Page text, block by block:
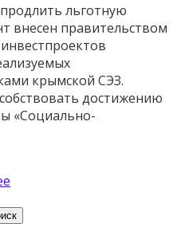
льготную
внесен правительством
крымской СЭЗ.
достижению
«Социально-